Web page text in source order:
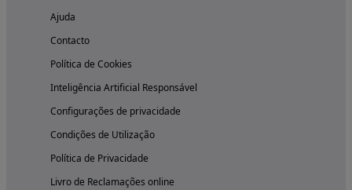
Ajuda
Contacto
Política de Cookies
Inteligência Artificial Responsável
Configurações de privacidade
Condições de Utilização
Política de Privacidade
Livro de Reclamações online